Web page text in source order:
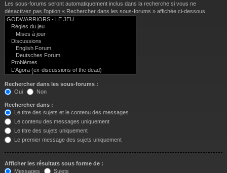
Les sous-forums seront automatiquement inclus dans la recherche si vous ne
désactivez pas l’option « Rechercher dans les sous-forums » affichée ci-dessous.
Rechercher dans les sous-forums :
Oui
Non
Rechercher dans :
Le titre des sujets et le contenu des messages
Le contenu des messages uniquement
Le titre des sujets uniquement
Le premier message des sujets uniquement
Afficher les résultats sous forme de :
Messages
Sujets